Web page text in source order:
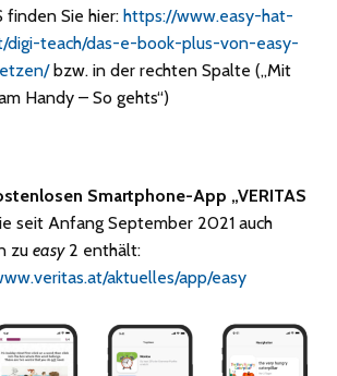
finden Sie hier:https://www.easy-hat-
digi-teach/das-e-book-plus-von-easy-
bzw. in der rechten Spalte („Mit
Handy – So gehts“)
Smartphone-App „VERITAS
seit Anfang September 2021 auch
zueasy2 enthält:
aktuelles/app/easy